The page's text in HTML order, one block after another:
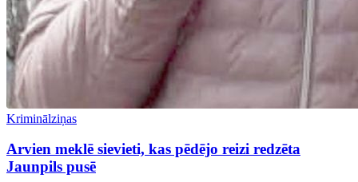
Kriminālziņas
Arvien meklē sievieti, kas pēdējo reizi redzēta
Jaunpils pusē